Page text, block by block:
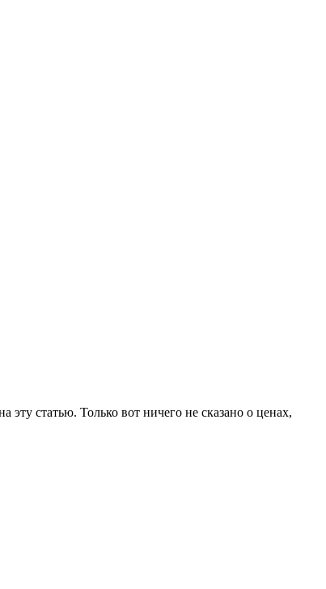
эту статью. Только вот ничего не сказано о ценах,